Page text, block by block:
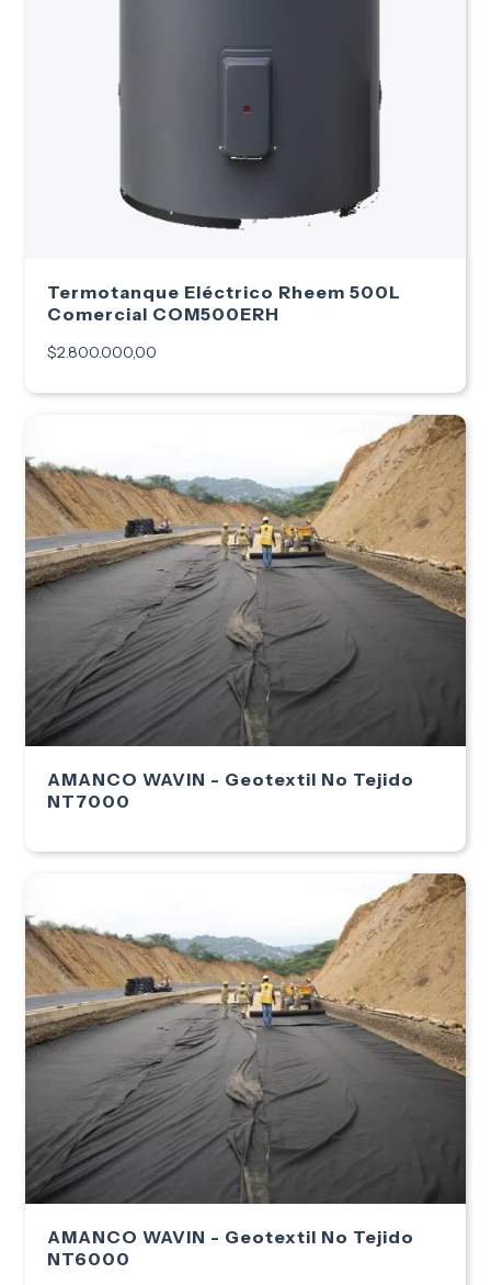
Termotanque Eléctrico Rheem 500L
Comercial COM500ERH
$2.800.000,00
AMANCO WAVIN - Geotextil No Tejido
NT7000
AMANCO WAVIN - Geotextil No Tejido
NT6000